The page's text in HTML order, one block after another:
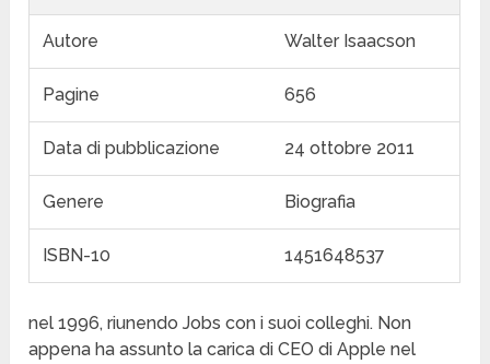
Autore Walter Isaacson
Pagine 656
Data di pubblicazione 24 ottobre 2011
Genere Biografia
ISBN-10 1451648537
nel 1996, riunendo Jobs con i suoi colleghi. Non
appena ha assunto la carica di CEO di Apple nel